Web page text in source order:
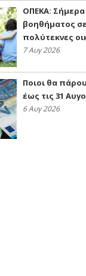
ΟΠΕΚΑ:
βοηθήματος
πολύτεκνες
7 Αυγ 2026
Ποιοι θα
έως τις 31
6 Αυγ 2026